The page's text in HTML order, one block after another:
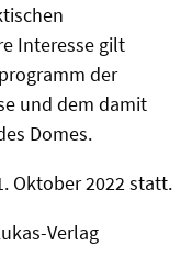
Interesse gilt
der
und dem damit
Domes.
Oktober 2022 statt.
Verlag